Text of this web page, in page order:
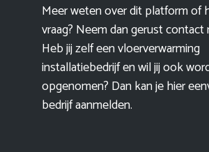
Meer weten over dit platform of
vraag? Neem dan gerust
Heb jij zelf een vloerverwarming
installatiebedrijf en wil jij ook
opgenomen? Dan kan je hier
bedrijf aanmelden.